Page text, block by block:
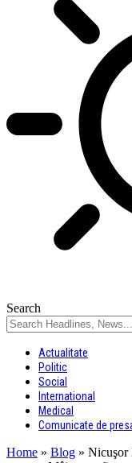
Search
Actualitate
Politic
Social
International
Medical
Comunicate de
Home » Blog » Nicuşor